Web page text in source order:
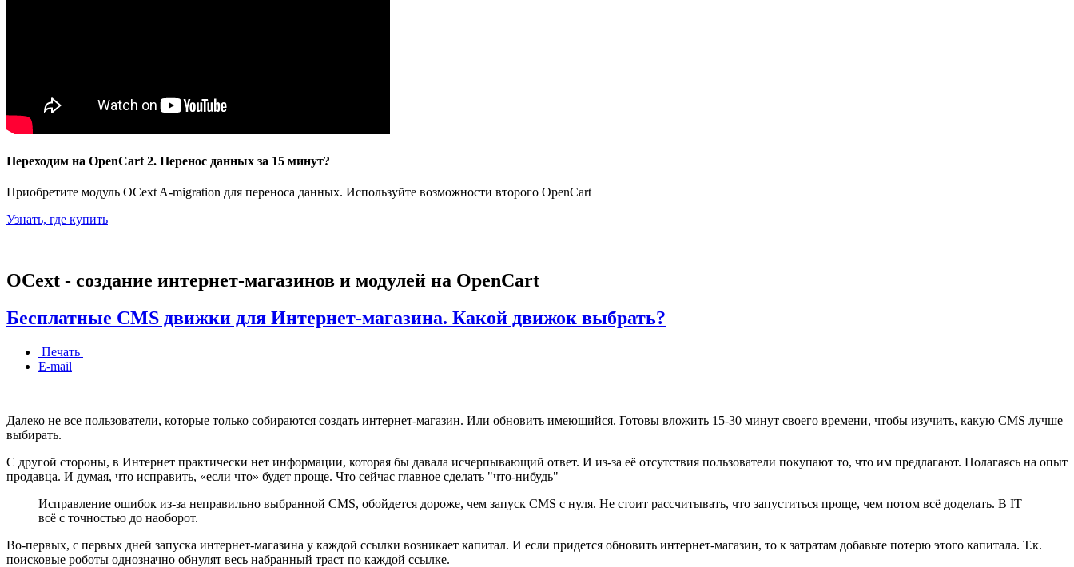
Переходим на OpenCart 2. Перенос данных за 15 минут?
Приобретите модуль OCext A-migration для переноса данных. Используйте возможности второго OpenCart
Узнать, где купить
OCext - создание интернет-магазинов и модулей на OpenCart
Бесплатные CMS движки для Интернет-магазина. Какой движок выбрать?
Печать
E-mail
Далеко не все пользователи, которые только собираются создать интернет-магазин. Или обновить имеющийся. Готовы вложить 15-30 минут своего времени, чтобы изучить, какую CMS лучше
выбирать.
С другой стороны, в Интернет практически нет информации, которая бы давала исчерпывающий ответ. И из-за её отсутствия пользователи покупают то, что им предлагают. Полагаясь на опыт
продавца. И думая, что исправить, «если что» будет проще. Что сейчас главное сделать "что-нибудь"
Исправление ошибок из-за неправильно выбранной CMS, обойдется дороже, чем запуск CMS с нуля. Не стоит рассчитывать, что запуститься проще, чем потом всё доделать. В IT
всё с точностью до наоборот.
Во-первых, с первых дней запуска интернет-магазина у каждой ссылки возникает капитал. И если придется обновить интернет-магазин, то к затратам добавьте потерю этого капитала. Т.к.
поисковые роботы однозначно обнулят весь набранный траст по каждой ссылке.